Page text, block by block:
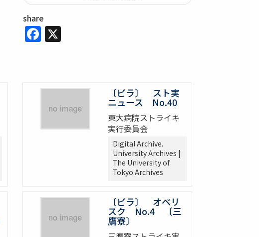
share
Facebook
X
〔ビラ〕 スト実
ニュース No.40
東大病院ストライキ
実行委員会
Digital Archive.
University Archives |
The University of
Tokyo Archives
〔ビラ〕 オベリ
スク No.4 〔三
鷹寮〕